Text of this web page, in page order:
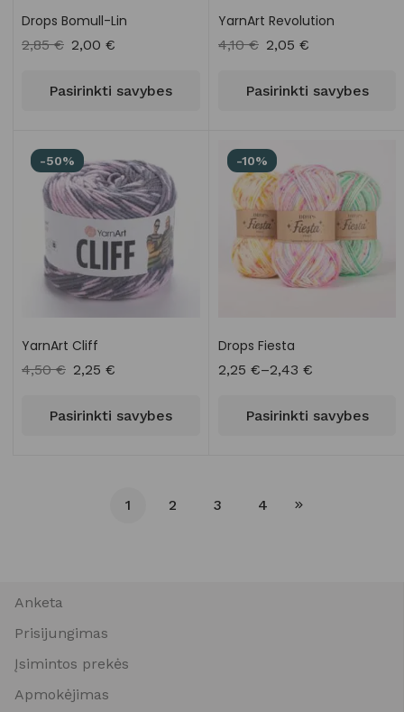
Drops Bomull-Lin
2,85€ 2,00 €
Pasirinkti savybes
YarnArt Revolution
4,10€ 2,05 €
Pasirinkti savybes
-50%
YarnArt Cliff
4,50€ 2,25 €
Pasirinkti savybes
-10%
Drops Fiesta
2,25 €–2,43 €
Pasirinkti savybes
1 2 3 4
Anketa
Prisijungimas
Įsimintos prekės
Apmokėjimas